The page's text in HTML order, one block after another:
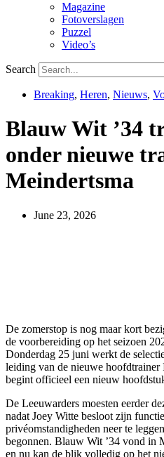
Magazine
Fotoverslagen
Puzzel
Video’s
Search
Breaking, Heren, Nieuws,
Blauw Wit ’34
onder nieuwe
Meindertsma
June 23, 2026
De zomerstop is nog maar kort
de voorbereiding op het seizoen
Donderdag 25 juni werkt de
leiding van de nieuwe hoofdtrainer
begint officieel een nieuw
De Leeuwarders moesten eerder
nadat Joey Witte besloot zijn
privéomstandigheden neer te
begonnen. Blauw Wit ’34 vond in
en nu kan de blik volledig op het